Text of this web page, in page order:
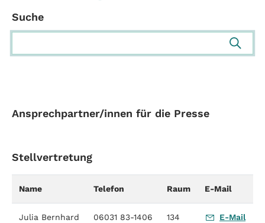
Suche
Ansprechpartner/innen für die Presse
Stellvertretung
Name Telefon Raum E-Mail
Julia Bernhard 06031 83-1406 134 E-Mail